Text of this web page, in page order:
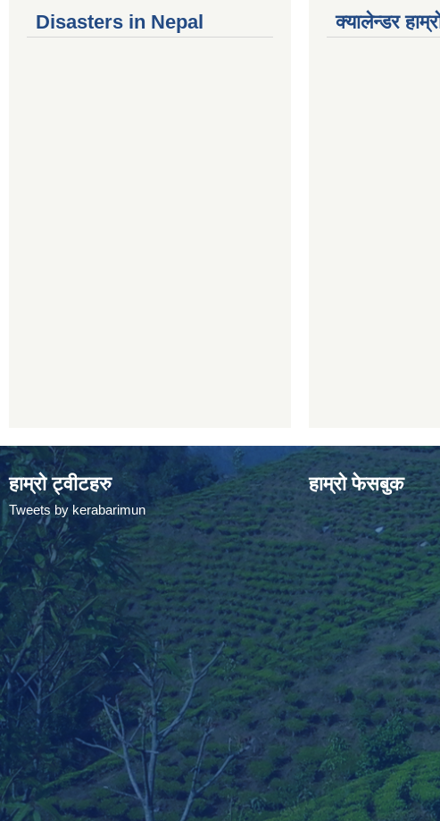
Disasters in Nepal क्यालेन्डर
हाम्रो ट्वीटहरु
Tweets by kerabarimun
हाम्रो फेसबुक